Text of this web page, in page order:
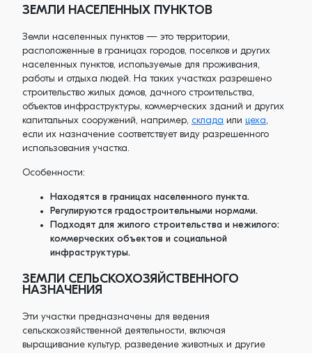
ЗЕМЛИ НАСЕЛЕННЫХ ПУНКТОВ
Земли населенных пунктов — это территории,
расположенные в границах городов, поселков и других
населенных пунктов, используемые для проживания,
работы и отдыха людей. На таких участках разрешено
строительство жилых домов, дачного строительства,
объектов инфраструктуры, коммерческих зданий и других
капитальных сооружений, например, склада или цеха,
если их назначение соответствует виду разрешенного
использования участка.
Особенности:
Находятся в границах населенного пункта.
Регулируются градостроительными нормами.
Подходят для жилого строительства и нежилого:
коммерческих объектов и социальной
инфраструктуры.
ЗЕМЛИ СЕЛЬСКОХОЗЯЙСТВЕННОГО
НАЗНАЧЕНИЯ
Эти участки предназначены для ведения
сельскохозяйственной деятельности, включая
выращивание культур, разведение животных и другие